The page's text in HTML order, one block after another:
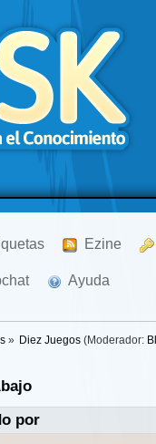
Ezine
Ayuda
» Diez Juegos (Moderador:
por